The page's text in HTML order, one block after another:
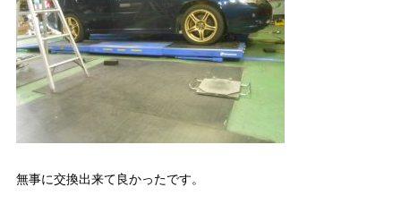
無事に交換出来て良かったです。